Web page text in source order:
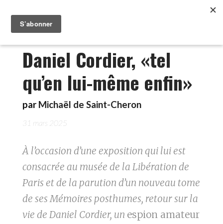
Daniel Cordier, «tel
qu’en lui-même enfin»
par Michaël de Saint-Cheron
31 mars 2025
À l’occasion d’une exposition qui lui est
consacrée au musée de la Libération de
Paris et de la parution d’un nouveau tome
de ses Mémoires posthumes, retour sur la
vie de Daniel Cordier, un espion amateur